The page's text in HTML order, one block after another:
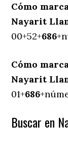
Cómo
Nayarit
00+52+686
Cómo
Nayarit
01+686
Buscar en